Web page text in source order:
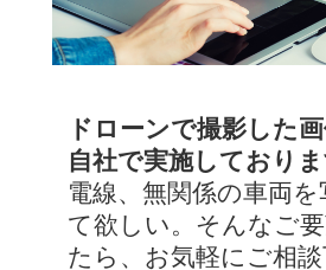
ドローンで撮影した画
自社で実施しており
電線、無関係の車両
て欲しい。そんなご
たら、お気軽にご相談